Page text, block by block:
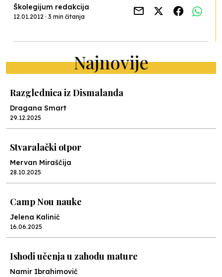
Školegijum redakcija
12.01.2012 · 3 min čitanja
Najnovije
Razglednica iz Dismalanda
Dragana Smart
29.12.2025
Stvaralački otpor
Mervan Miraščija
28.10.2025
Camp Nou nauke
Jelena Kalinić
16.06.2025
Ishodi učenja u zahodu mature
Namir Ibrahimović